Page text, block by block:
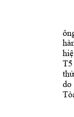
hi
T5
thử
do